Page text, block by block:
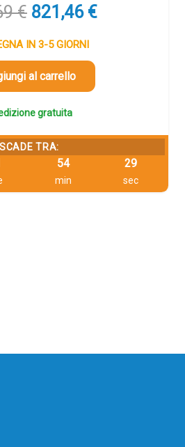
€ Il
prezzo
originale
era:
864,69 €.
821,46 €Il
IN 3-5 GIORNI
al carrello
gratuita
SCADE TRA:
54
min
28
sec